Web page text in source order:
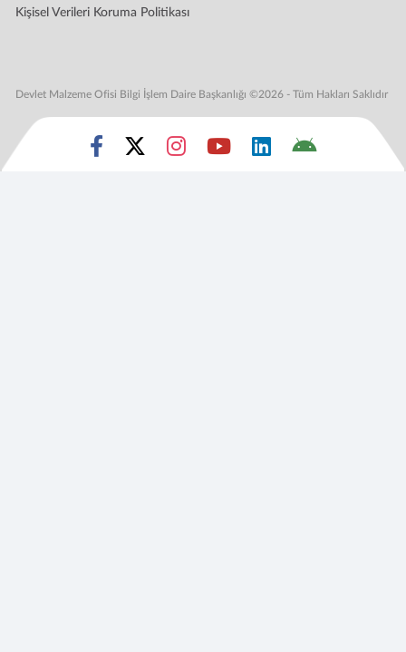
Kişisel Verileri Koruma Politikası
Devlet Malzeme Ofisi Bilgi İşlem Daire Başkanlığı ©2026 - Tüm Hakları Saklıdır